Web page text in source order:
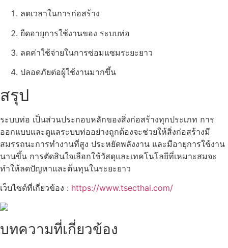
ลดเวลาในการก่อสร้าง
ยืดอายุการใช้งานของ ระบบท่อ
ลดค่าใช้จ่ายในการซ่อมแซมระยะยาว
ปลอดภัยต่อผู้ใช้งานมากขึ้น
สรุป
ระบบท่อ เป็นส่วนประกอบหลักของสิ่งก่อสร้างทุกประเภท การ
ออกแบบและดูแลระบบท่ออย่างถูกต้องจะช่วยให้สิ่งก่อสร้างมี
สมรรถนะการทำงานที่สูง ประหยัดพลังงาน และมีอายุการใช้งาน
นานขึ้น การตัดสินใจเลือกใช้วัสดุและเทคโนโลยีที่เหมาะสมจะ
ทำให้ลดปัญหาและต้นทุนในระยะยาว
เว็บไซต์ที่เกี่ยวข้อง : https://www.tsecthai.com/
บทความที่เกี่ยวข้อง